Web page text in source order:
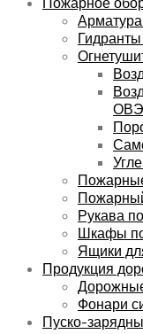
ОВЭ
Рукава
Шкафы
Ящики
Продукция
Фонари
Пуско-